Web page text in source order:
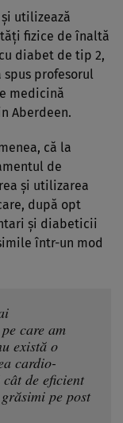
utilizează
fizice de înaltă
diabet de tip 2,
profesorul
medicină
Aberdeen.
că la
de
și utilizarea
după opt
și diabeticii
într-un mod
care am
există o
cardio-
de eficient
pe post